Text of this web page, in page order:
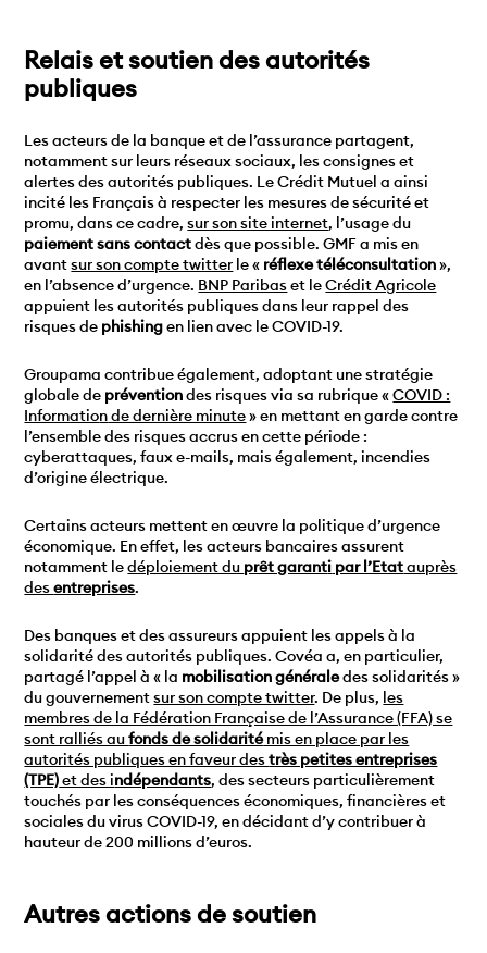
Relais et soutien des autorités
publiques
Les acteurs de la banque et de l’assurance partagent,
notamment sur leurs réseaux sociaux, les consignes et
alertes des autorités publiques. Le Crédit Mutuel a ainsi
incité les Français à respecter les mesures de sécurité et
promu, dans ce cadre,sur son site internet, l’usage du
paiement sans contactdès que possible. GMF a mis en
avantsur son compte twitter le « réflexe téléconsultation»,
en l’absence d’urgence. BNP Paribaset leCrédit Agricole
appuient les autorités publiques dans leur rappel des
risques de phishingen lien avec le COVID-19.
Groupama contribue également, adoptant une stratégie
globale de préventiondes risques via sa rubrique «COVID :
Informationde dernière minute» en mettant en garde contre
l’ensemble des risques accrus en cette période :
cyberattaques, faux e-mails, mais également, incendies
d’origine électrique.
Certains acteurs mettent en œuvre la politique d’urgence
économique. En effet, les acteurs bancaires assurent
notamment ledéploiement du prêt garanti par l’Etatauprès
desentreprises.
Des banques et des assureurs appuient les appels à la
solidarité des autorités publiques. Covéa a, en particulier,
partagé l’appel à « la mobilisation généraledes solidarités »
du gouvernementsur son compte twitter. De plus, les
membres de la Fédération Française de l’Assurance (FFA) se
sont ralliés aufonds de solidaritémis en place par les
autorités publiques en faveur destrès petites entreprises
(TPE)et des indépendants, des secteurs particulièrement
touchés par les conséquences économiques, financières et
sociales du virus COVID-19, en décidant d’y contribuer à
hauteur de 200 millions d’euros.
Autres actions de soutien